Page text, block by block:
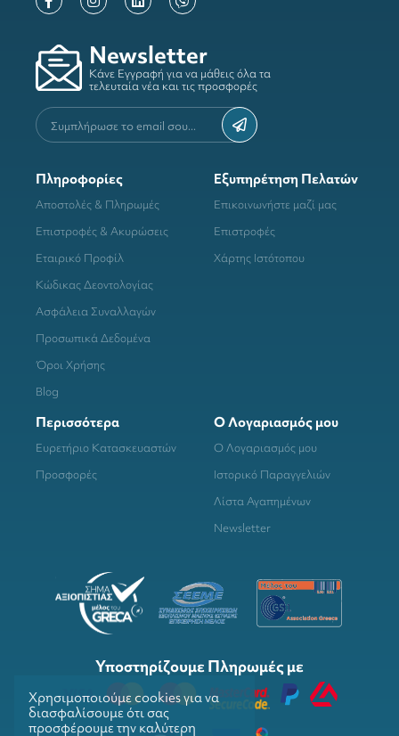
Newsletter
Κάνε Εγγραφή για να μάθεις όλα τα
τελευταία νέα και τις προσφορές
Πληροφορίες
Αποστολές & Πληρωμές
Επιστροφές & Ακυρώσεις
Εταιρικό Προφίλ
Κώδικας Δεοντολογίας
Ασφάλεια Συναλλαγών
Προσωπικά Δεδομένα
Όροι Χρήσης
Blog
Εξυπηρέτηση Πελατών
Επικοινωνήστε μαζί μας
Επιστροφές
Χάρτης Ιστότοπου
Περισσότερα
Ευρετήριο Κατασκευαστών
Προσφορές
Ο Λογαριασμός μου
Ο Λογαριασμός μου
Ιστορικό Παραγγελιών
Λίστα Αγαπημένων
Newsletter
Υποστηρίζουμε Πληρωμές με
Χρησιμοποιούμε cookies για να
διασφαλίσουμε ότι σας
προσφέρουμε την καλύτερη